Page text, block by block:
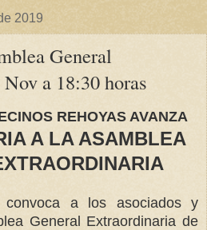
2019
General
a 18:30 horas
REHOYAS AVANZA
A LA ASAMBLEA
a los asociados y
General Extraordinaria de